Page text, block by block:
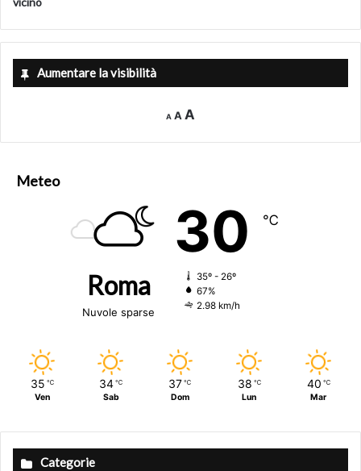
Aumentare la visibilità
A
Decrease
font
A Reset
size.
A
Meteo
Roma
Nuvole sparse
30 ℃
35º - 26º
67%
2.98 km/h
35 ℃
Ven
34 ℃
Sab
37 ℃
Dom
38 ℃
Lun
40 ℃
Mar
Categorie